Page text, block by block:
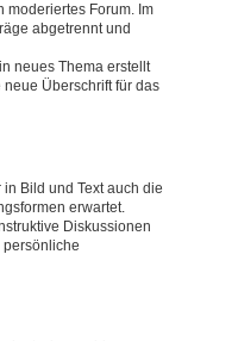
moderiertes Forum. Im
abgetrennt und
neues Thema erstellt
Überschrift für das
Bild und Text auch die
erwartet.
Diskussionen